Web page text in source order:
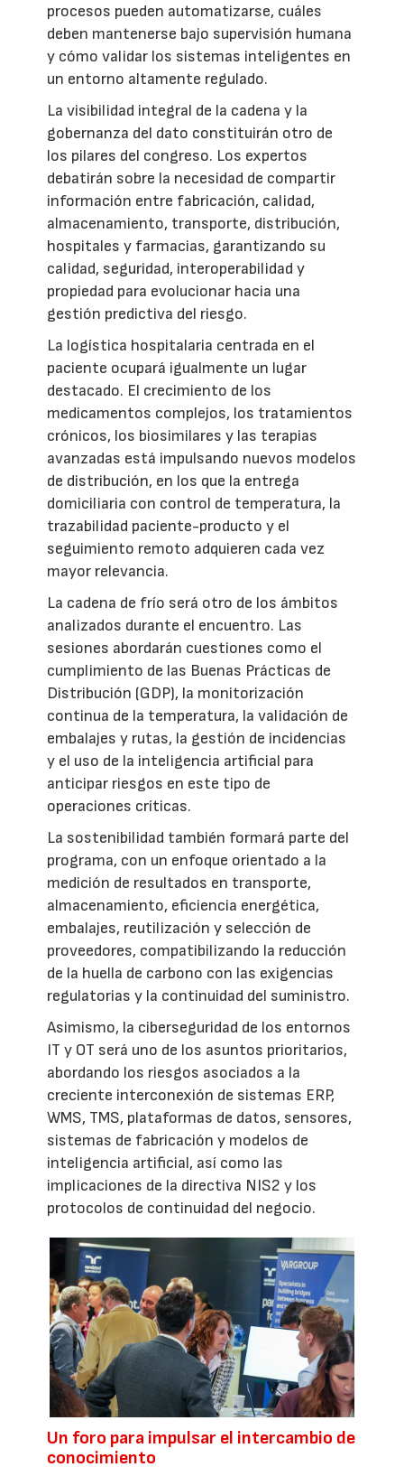
procesos pueden automatizarse, cuáles
deben mantenerse bajo supervisión humana
y cómo validar los sistemas inteligentes en
un entorno altamente regulado.
La visibilidad integral de la cadena y la
gobernanza del dato constituirán otro de
los pilares del congreso. Los expertos
debatirán sobre la necesidad de compartir
información entre fabricación, calidad,
almacenamiento, transporte, distribución,
hospitales y farmacias, garantizando su
calidad, seguridad, interoperabilidad y
propiedad para evolucionar hacia una
gestión predictiva del riesgo.
La logística hospitalaria centrada en el
paciente ocupará igualmente un lugar
destacado. El crecimiento de los
medicamentos complejos, los tratamientos
crónicos, los biosimilares y las terapias
avanzadas está impulsando nuevos modelos
de distribución, en los que la entrega
domiciliaria con control de temperatura, la
trazabilidad paciente-producto y el
seguimiento remoto adquieren cada vez
mayor relevancia.
La cadena de frío será otro de los ámbitos
analizados durante el encuentro. Las
sesiones abordarán cuestiones como el
cumplimiento de las Buenas Prácticas de
Distribución (GDP), la monitorización
continua de la temperatura, la validación de
embalajes y rutas, la gestión de incidencias
y el uso de la inteligencia artificial para
anticipar riesgos en este tipo de
operaciones críticas.
La sostenibilidad también formará parte del
programa, con un enfoque orientado a la
medición de resultados en transporte,
almacenamiento, eficiencia energética,
embalajes, reutilización y selección de
proveedores, compatibilizando la reducción
de la huella de carbono con las exigencias
regulatorias y la continuidad del suministro.
Asimismo, la ciberseguridad de los entornos
IT y OT será uno de los asuntos prioritarios,
abordando los riesgos asociados a la
creciente interconexión de sistemas ERP,
WMS, TMS, plataformas de datos, sensores,
sistemas de fabricación y modelos de
inteligencia artificial, así como las
implicaciones de la directiva NIS2 y los
protocolos de continuidad del negocio.
Un foro para impulsar el intercambio de
conocimiento